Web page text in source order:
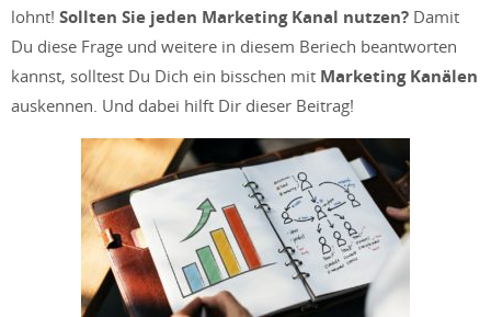
lohnt! Sollten Sie jeden Marketing Kanal nutzen? Damit
Du diese Frage und weitere in diesem Beriech beantworten
kannst, solltest Du Dich ein bisschen mit Marketing Kanälen
auskennen. Und dabei hilft Dir dieser Beitrag!